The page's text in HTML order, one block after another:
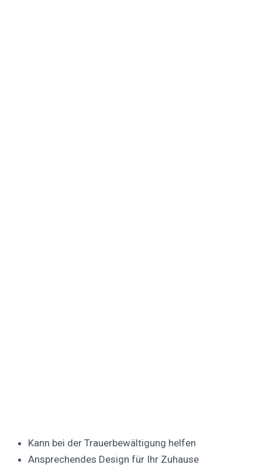
Kann bei der Trauerbewältigung helfen
Ansprechendes Design für Ihr Zuhause